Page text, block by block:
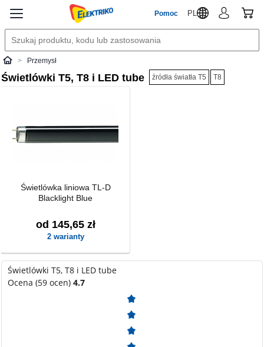
Pomoc PL
ElektrikoPrzemysł
Świetlówki T5, T8 i LED tube źródła światła T5 T8
Świetlówka liniowa TL-D
Blacklight Blue
od 145,65 zł
2 warianty
Świetlówki T5, T8 i LED tube
Ocena (59 ocen)4.7